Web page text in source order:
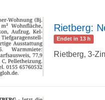
zur
Rietberg:
Endet in 13 h
Rietberg, 3-